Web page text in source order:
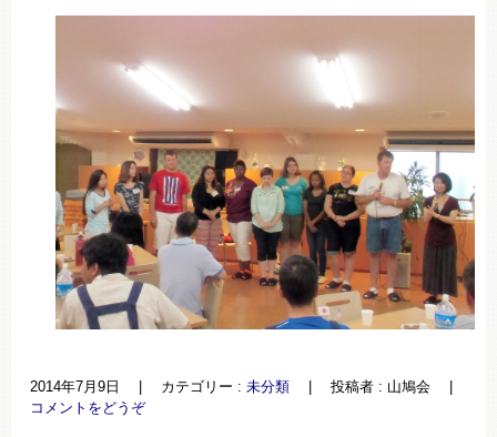
2014年7月9日 カテゴリー : 未分類 投稿者 : 山鳩会
コメントをどうぞ